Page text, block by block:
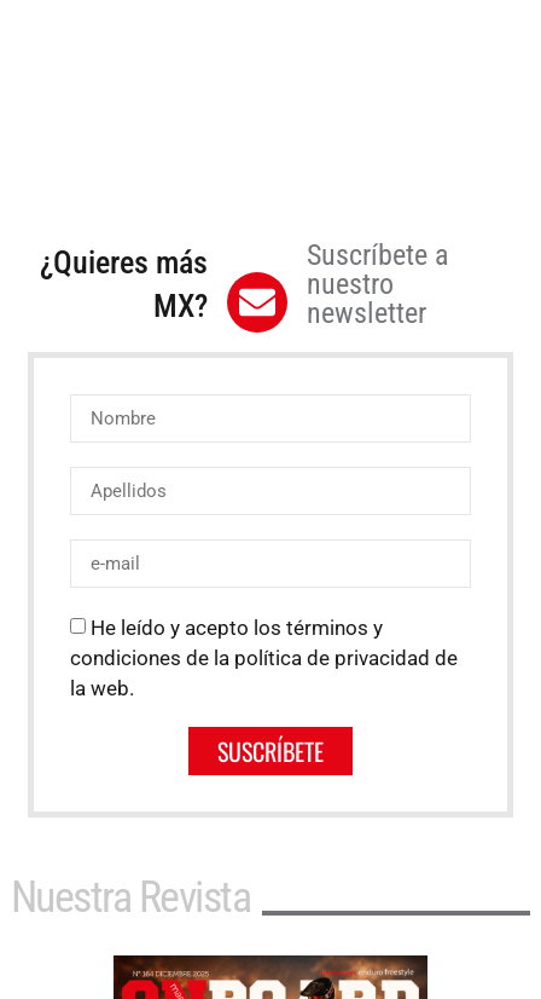
¿Quieres más
MX?
Suscríbete a
nuestro
newsletter
He leído y acepto los términos y
condiciones de la política de privacidad de
la web.
SUSCRÍBETE
Nuestra Revista